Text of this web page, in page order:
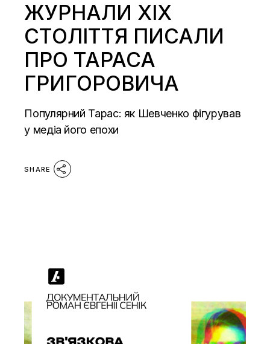
ЖУРНАЛИ ХІХ
СТОЛІТТЯ ПИСАЛИ
ПРО ТАРАСА
ГРИГОРОВИЧА
Популярний Тарас: як Шевченко фігурував
у медіа його епохи
SHARE